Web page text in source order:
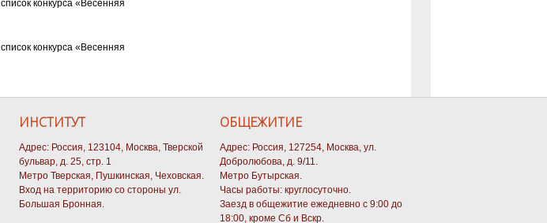
конкурса «Весенняя
конкурса «Весенняя
ИНСТИТУТ
Адрес: Россия, 123104, Москва, Тверской
бульвар, д. 25, стр. 1
Метро Тверская, Пушкинская, Чеховская.
Вход на территорию со стороны ул.
Большая Бронная.
ОБЩЕЖИТИЕ
Адрес: Россия, 127254, Москва, ул.
Добролюбова, д. 9/11.
Метро Бутырская.
Часы работы: круглосуточно.
Заезд в общежитие ежедневно с 9:00 до
18:00, кроме Сб и Вскр.